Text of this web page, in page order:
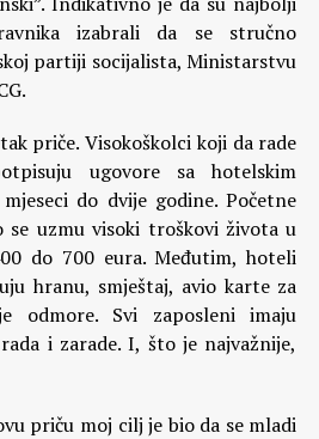
izabrali da se stručno
partiji socijalista, Ministarstvu
priče. Visokoškolci koji da rade
ugovore sa hotelskim
do dvije godine. Početne
se uzmu visoki troškovi života u
do 700 eura. Međutim, hoteli
hranu, smještaj, avio karte za
odmore. Svi zaposleni imaju
i zarade. I, što je najvažnije,
priču moj cilj je bio da se mladi